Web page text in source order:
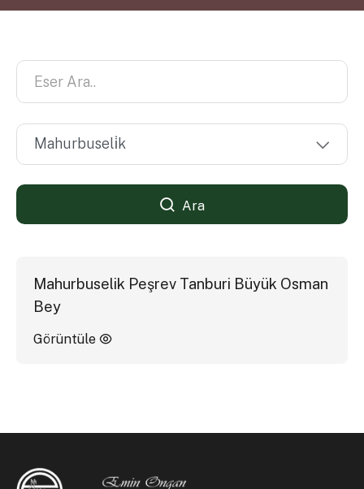
Ara
Mahurbuselik Peşrev Tanburi Büyük Osman
Bey
Görüntüle